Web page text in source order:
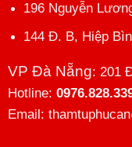
196 Nguyễn
144 Đ. B, Hiệp
VP Đà Nẵng: 201
Hotline:
Email: